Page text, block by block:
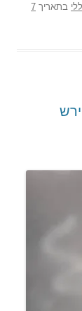
בתאריך 7